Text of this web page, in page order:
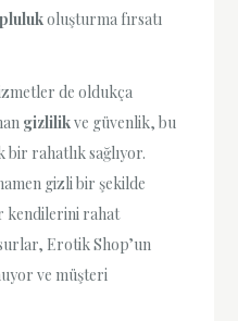
oluşturma fırsatı
de oldukça
gizlilikve güvenlik, bu
rahatlık sağlıyor.
gizli bir şekilde
kendilerini rahat
Erotik Shop’un
ve müşteri